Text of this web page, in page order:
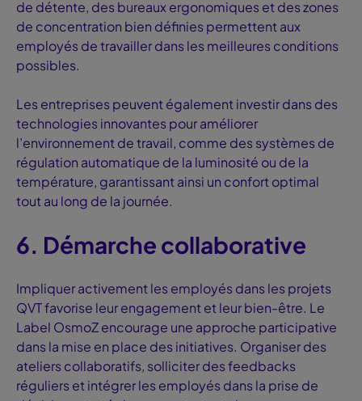
de détente, des bureaux ergonomiques et des zones
de concentration bien définies permettent aux
employés de travailler dans les meilleures conditions
possibles.
Les entreprises peuvent également investir dans des
technologies innovantes pour améliorer
l’environnement de travail, comme des systèmes de
régulation automatique de la luminosité ou de la
température, garantissant ainsi un confort optimal
tout au long de la journée.
6. Démarche collaborative
Impliquer activement les employés dans les projets
QVT favorise leur engagement et leur bien-être. Le
Label OsmoZ encourage une approche participative
dans la mise en place des initiatives. Organiser des
ateliers collaboratifs, solliciter des feedbacks
réguliers et intégrer les employés dans la prise de